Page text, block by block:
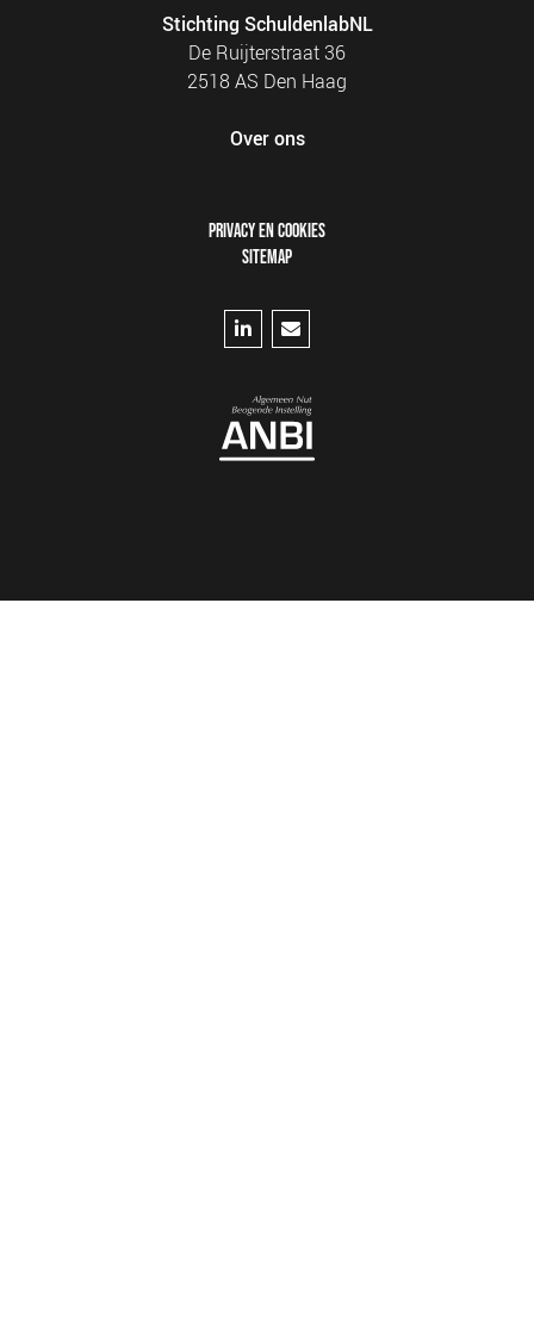
Stichting SchuldenlabNL
De Ruijterstraat 36
2518 AS Den Haag
Over ons
PRIVACY EN COOKIES
SITEMAP